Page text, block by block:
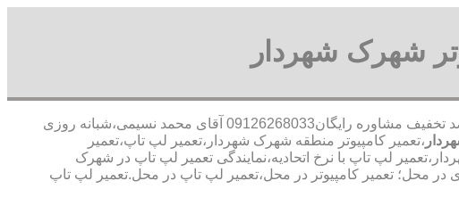
شهرک شهردار
30 در صد تخفیف مشاوره رایگان09126268033 آقای محمد نسیمی،شبانه روزی
،تعمیر کامپیوتر منطقه شهرک شهردار،تعمیر لپ تاپ،تعمیر
لپ تاپ با نرخ اتحادیه،نمایندگی تعمیر لپ تاپ در شهرک
در محل؛ تعمیر کامپیوتر در محل،تعمیر لپ تاپ در محل.تعمیر لپ تاپ